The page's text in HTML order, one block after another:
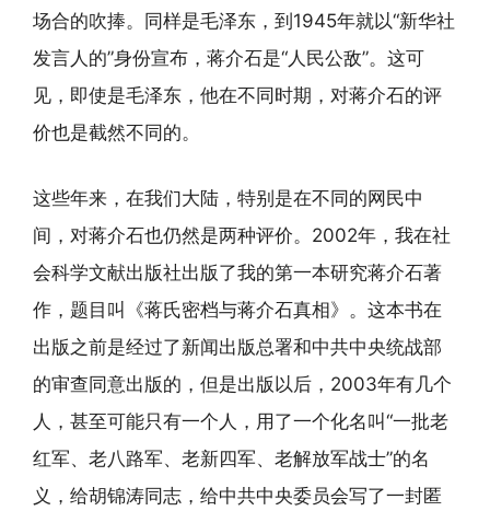
场合的吹捧。同样是毛泽东，到1945年就以“新华社
发言人的”身份宣布，蒋介石是“人民公敌”。这可
见，即使是毛泽东，他在不同时期，对蒋介石的评
价也是截然不同的。
这些年来，在我们大陆，特别是在不同的网民中
间，对蒋介石也仍然是两种评价。2002年，我在社
会科学文献出版社出版了我的第一本研究蒋介石著
作，题目叫《蒋氏密档与蒋介石真相》。这本书在
出版之前是经过了新闻出版总署和中共中央统战部
的审查同意出版的，但是出版以后，2003年有几个
人，甚至可能只有一个人，用了一个化名叫“一批老
红军、老八路军、老新四军、老解放军战士”的名
义，给胡锦涛同志，给中共中央委员会写了一封匿